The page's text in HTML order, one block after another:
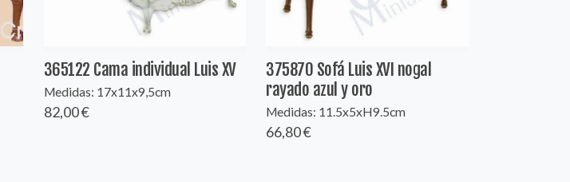
365122 Cama individual Luis XV
Medidas: 17x11x9,5cm
82,00 €
375870 Sofá Luis XVI nogal
rayado azul y oro
Medidas: 11.5x5xH9.5cm
66,80 €